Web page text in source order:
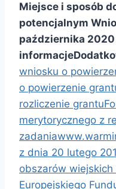
Miejsce i sposób
potencjalnym
października 2020
informacje
wniosku o
o powierzenie
rozliczenie grantu
merytorycznego z
zadania
z dnia 20 lutego
obszarów wiejskich
Europejskiego